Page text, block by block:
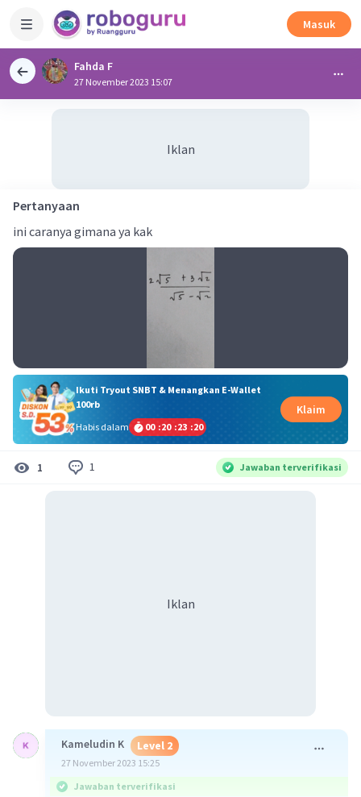
Masuk
Fahda F
27 November 2023 15:07
Iklan
Pertanyaan
ini caranya gimana ya kak
Ikuti Tryout SNBT & Menangkan E-Wallet
100rb
Habis dalam
00 :20 :23 :19
Klaim
1 1 Jawaban terverifikasi
Iklan
Kameludin K Level 2
27 November 2023 15:25
Jawaban terverifikasi